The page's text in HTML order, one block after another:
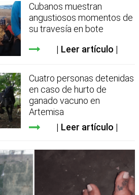
Cubanos muestran
angustiosos momentos de
su travesía en bote
Leer artículo
Cuatro personas detenidas
en caso de hurto de
ganado vacuno en
Artemisa
Leer artículo